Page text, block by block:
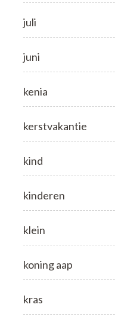
juli
juni
kenia
kerstvakantie
kind
kinderen
klein
koning aap
kras